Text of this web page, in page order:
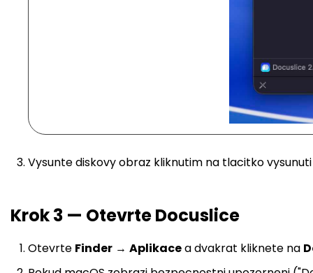
Vysunte diskovy obraz kliknutim na tlacitko
Krok 3 — Otevrte Docuslice
Otevrte Finder → Aplikacea dvakrat kliknete na